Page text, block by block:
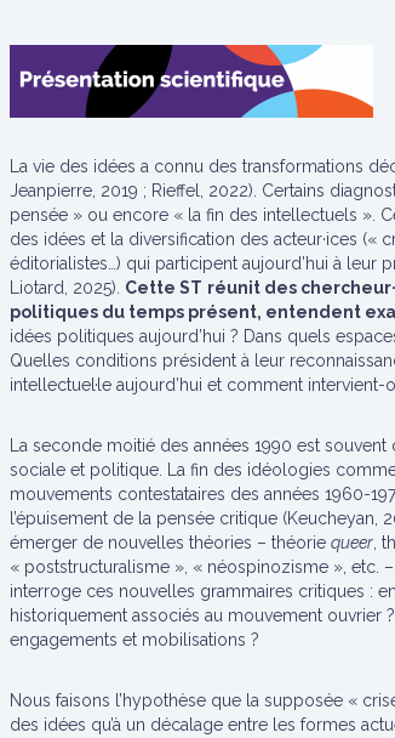
La vie des idées a connu des transformations
Jeanpierre, 2019 ; Rieffel, 2022). Certains
pensée » ou encore « la fin des intellectuels ».
des idées et la diversification des acteur·ices («
éditorialistes…) qui participent aujourd’hui à leur
Liotard, 2025). Cette ST réunit des
politiques du temps présent, entendent
idées politiques aujourd’hui ? Dans quels
Quelles conditions président à leur
intellectuel·le aujourd’hui et comment intervient-
La seconde moitié des années 1990 est
sociale et politique. La fin des idéologies
mouvements contestataires des années 1960-
l’épuisement de la pensée critique (Keucheyan,
émerger de nouvelles théories – théoriequeer ,
« poststructuralisme », « néospinozisme », etc.
interroge ces nouvelles grammaires critiques :
historiquement associés au mouvement ouvrier
engagements et mobilisations ?
Nous faisons l’hypothèse que la supposée «
des idées qu’à un décalage entre les formes